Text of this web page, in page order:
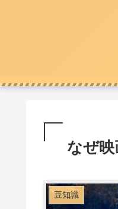
なぜ
豆知識